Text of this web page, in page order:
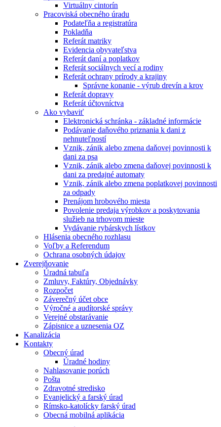
Virtuálny cintorín
Pracoviská obecného úradu
Podateľňa a registratúra
Pokladňa
Referát matriky
Evidencia obyvateľstva
Referát daní a poplatkov
Referát sociálnych vecí a rodiny
Referát ochrany prírody a krajiny
Správne konanie - výrub drevín a krov
Referát dopravy
Referát účtovníctva
Ako vybaviť
Elektronická schránka - základné informácie
Podávanie daňového priznania k dani z
nehnuteľností
Vznik, zánik alebo zmena daňovej povinnosti k
dani za psa
Vznik, zánik alebo zmena daňovej povinnosti k
dani za predajné automaty
Vznik, zánik alebo zmena poplatkovej povinnosti
za odpady
Prenájom hrobového miesta
Povolenie predaja výrobkov a poskytovania
služieb na trhovom mieste
Vydávanie rybárskych lístkov
Hlásenia obecného rozhlasu
Voľby a Referendum
Ochrana osobných údajov
Zverejňovanie
Úradná tabuľa
Zmluvy, Faktúry, Objednávky
Rozpočet
Záverečný účet obce
Výročné a audítorské správy
Verejné obstarávanie
Zápisnice a uznesenia OZ
Kanalizácia
Kontakty
Obecný úrad
Úradné hodiny
Nahlasovanie porúch
Pošta
Zdravotné stredisko
Evanjelický a farský úrad
Rímsko-katolícky farský úrad
Obecná mobilná aplikácia